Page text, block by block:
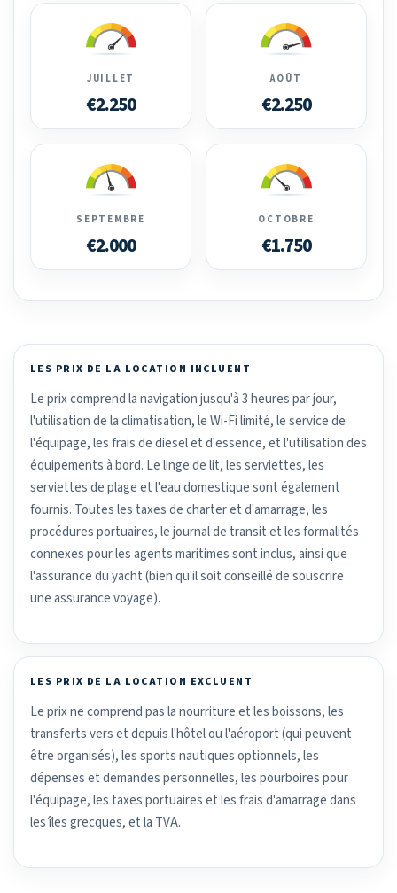
JUILLET
€2.250
AOÛT
€2.250
SEPTEMBRE
€2.000
OCTOBRE
€1.750
LES PRIX DE LA LOCATION INCLUENT
Le prix comprend la navigation jusqu'à 3 heures par jour,
l'utilisation de la climatisation, le Wi-Fi limité, le service de
l'équipage, les frais de diesel et d'essence, et l'utilisation des
équipements à bord. Le linge de lit, les serviettes, les
serviettes de plage et l'eau domestique sont également
fournis. Toutes les taxes de charter et d'amarrage, les
procédures portuaires, le journal de transit et les formalités
connexes pour les agents maritimes sont inclus, ainsi que
l'assurance du yacht (bien qu'il soit conseillé de souscrire
une assurance voyage).
LES PRIX DE LA LOCATION EXCLUENT
Le prix ne comprend pas la nourriture et les boissons, les
transferts vers et depuis l'hôtel ou l'aéroport (qui peuvent
être organisés), les sports nautiques optionnels, les
dépenses et demandes personnelles, les pourboires pour
l'équipage, les taxes portuaires et les frais d'amarrage dans
les îles grecques, et la TVA.